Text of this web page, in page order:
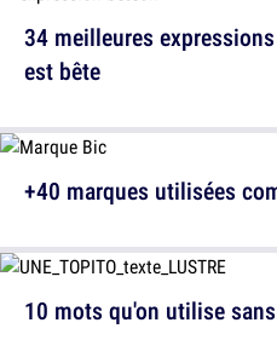
+40 marques utilisées
34 meilleures
est bête
10 mots qu'on utilise